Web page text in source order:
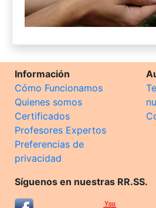
Información
Cómo Funcionamos
Quienes somos
Certificados
Profesores Expertos
Preferencias de
privacidad
Síguenos en nuestras RR.SS.